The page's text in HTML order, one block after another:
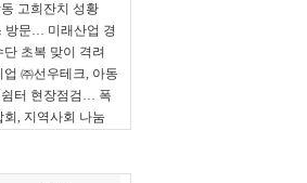
고희잔치 성황
방문… 미래산업 경
단 초복 맞이 격려
㈜선우테크, 아동
터 현장점검… 폭
, 지역사회 나눔